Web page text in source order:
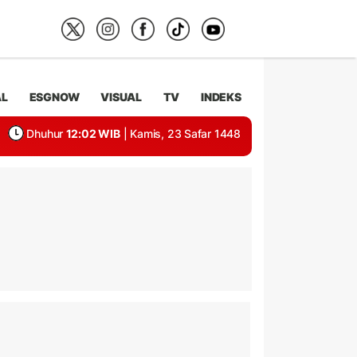
ESGNOW VISUAL TV INDEKS
Dhuhur 12:02 WIB | Kamis, 23 Safar 1448